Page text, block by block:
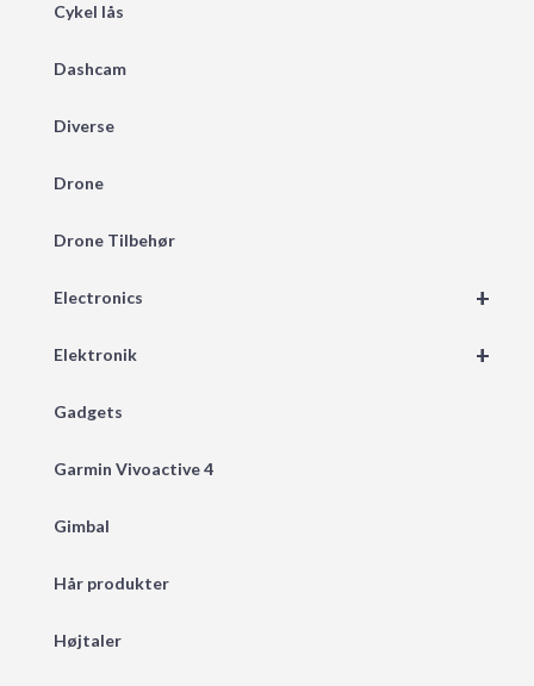
Cykel lås
Dashcam
Diverse
Drone
Drone Tilbehør
+
Electronics
+
Elektronik
Gadgets
Garmin Vivoactive 4
Gimbal
Hår produkter
Højtaler